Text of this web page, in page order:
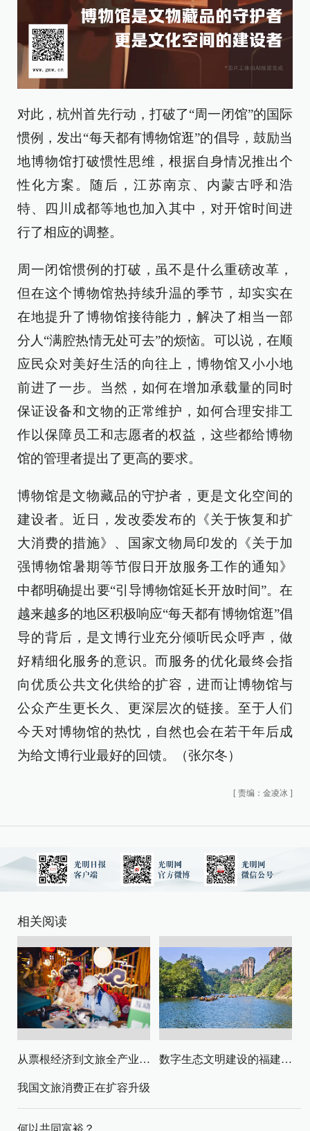
对此，杭州首先行动，打破了“周一闭馆”的国际
惯例，发出“每天都有博物馆逛”的倡导，鼓励当
地博物馆打破惯性思维，根据自身情况推出个
性化方案。随后，江苏南京、内蒙古呼和浩
特、四川成都等地也加入其中，对开馆时间进
行了相应的调整。
周一闭馆惯例的打破，虽不是什么重磅改革，
但在这个博物馆热持续升温的季节，却实实在
在地提升了博物馆接待能力，解决了相当一部
分人“满腔热情无处可去”的烦恼。可以说，在顺
应民众对美好生活的向往上，博物馆又小小地
前进了一步。当然，如何在增加承载量的同时
保证设备和文物的正常维护，如何合理安排工
作以保障员工和志愿者的权益，这些都给博物
馆的管理者提出了更高的要求。
博物馆是文物藏品的守护者，更是文化空间的
建设者。近日，发改委发布的《关于恢复和扩
大消费的措施》、国家文物局印发的《关于加
强博物馆暑期等节假日开放服务工作的通知》
中都明确提出要“引导博物馆延长开放时间”。在
越来越多的地区积极响应“每天都有博物馆逛”倡
导的背后，是文博行业充分倾听民众呼声，做
好精细化服务的意识。而服务的优化最终会指
向优质公共文化供给的扩容，进而让博物馆与
公众产生更长久、更深层次的链接。至于人们
今天对博物馆的热忱，自然也会在若干年后成
为给文博行业最好的回馈。（张尔冬）
[ 责编：金凌冰 ]
相关阅读
从票根经济到文旅全产业链升级 数字生态文明建设的福建路径与启示
我国文旅消费正在扩容升级
何以共同富裕？